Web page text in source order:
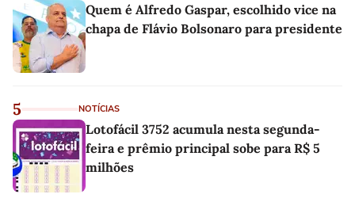
Quem é Alfredo Gaspar, escolhido vice na
chapa de Flávio Bolsonaro para presidente
5 NOTÍCIAS
Lotofácil 3752 acumula nesta segunda-
feira e prêmio principal sobe para R$ 5
milhões